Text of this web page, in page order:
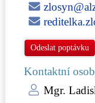
Odeslat poptávku
Kontaktní
Mgr.